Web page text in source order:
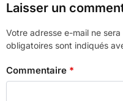
Laisser un
Votre adresse e-mail ne
obligatoires sont indiqués
Commentaire *